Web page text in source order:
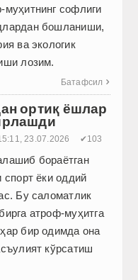
софлиги
бошланиши,
ва экологик
лозим.
Батафсил 
ортиқ ёшлар
23.07.2026 ✔103
бораётган
спорт ёки оддий
Бу саломатлик
атроф-муҳитга
бир одимда она
кўрсатиш